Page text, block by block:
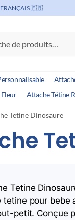
FRANÇAIS 🇫🇷
Attache Tétine
Tetine Dinosaure
Tetine
tetine pour bebe
petit. Conçue